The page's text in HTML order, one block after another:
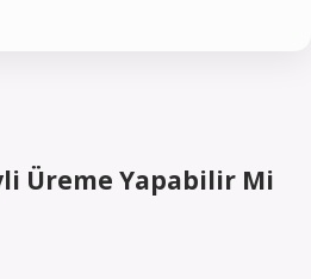
Üreme Yapabilir Mi